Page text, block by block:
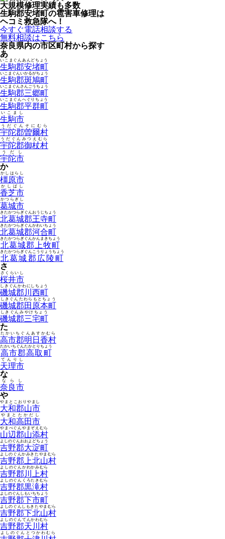
大規模修理実績も多数
生駒郡安堵町の雹害車修理は
ヘコミ救急隊へ！
今すぐ電話相談する
無料相談はこちら
奈良県内の市区町村から探す
あ
生駒郡安堵町
いこまぐんあんどちょう
生駒郡斑鳩町
いこまぐんいかるがちょう
生駒郡三郷町
いこまぐんさんごうちょう
生駒郡平群町
いこまぐんへぐりちょう
生駒市
いこまし
宇陀郡曽爾村
うだぐんそにむら
宇陀郡御杖村
うだぐんみつえむら
宇陀市
うだし
か
橿原市
かしはらし
香芝市
かしばし
葛城市
かつらぎし
北葛城郡王寺町
きたかつらぎぐんおうじちょう
北葛城郡河合町
きたかつらぎぐんかわいちょう
北葛城郡上牧町
きたかつらぎぐんかんまきちょう
北葛城郡広陵町
きたかつらぎぐんこうりょうちょう
さ
桜井市
さくらいし
磯城郡川西町
しきぐんかわにしちょう
磯城郡田原本町
しきぐんたわらもとちょう
磯城郡三宅町
しきぐんみやけちょう
た
高市郡明日香村
たかいちぐんあすかむら
高市郡高取町
たかいちぐんたかとりちょう
天理市
てんりし
な
奈良市
ならし
や
大和郡山市
やまとこおりやまし
大和高田市
やまとたかだし
山辺郡山添村
やまべぐんやまぞえむら
吉野郡大淀町
よしのぐんおおよどちょう
吉野郡上北山村
よしのぐんかみきたやまむら
吉野郡川上村
よしのぐんかわかみむら
吉野郡黒滝村
よしのぐんくろたきむら
吉野郡下市町
よしのぐんしもいちちょう
吉野郡下北山村
よしのぐんしもきたやまむら
吉野郡天川村
よしのぐんてんかわむら
よしのぐんとつかわむら